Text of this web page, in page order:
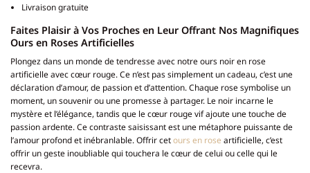
Livraison gratuite
Faites Plaisir à Vos Proches en Leur Offrant Nos Magnifiques
Ours en Roses Artificielles
Plongez dans un monde de tendresse avec notre ours noir en rose
artificielle avec cœur rouge. Ce n’est pas simplement un cadeau, c’est une
déclaration d’amour, de passion et d’attention. Chaque rose symbolise un
moment, un souvenir ou une promesse à partager. Le noir incarne le
mystère et l’élégance, tandis que le cœur rouge vif ajoute une touche de
passion ardente. Ce contraste saisissant est une métaphore puissante de
l’amour profond et inébranlable. Offrir cetours en rose artificielle, c’est
offrir un geste inoubliable qui touchera le cœur de celui ou celle qui le
recevra.